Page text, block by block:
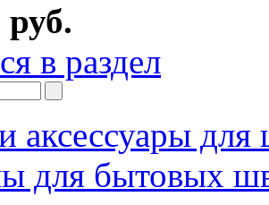
руб.
в раздел
аксессуары
для бытовых